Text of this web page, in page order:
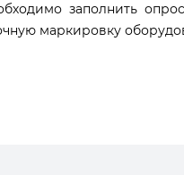
заполнить
маркировку